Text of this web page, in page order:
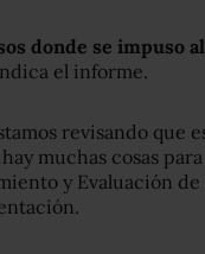
donde se impuso
el informe.
revisando que
muchas cosas
y Evaluación